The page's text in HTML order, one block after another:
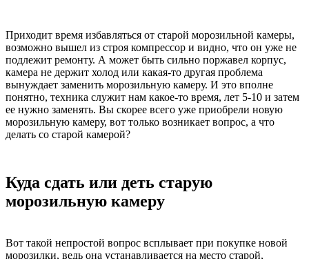
Приходит время избавляться от старой морозильной камеры,
возможно вышел из строя компрессор и видно, что он уже не
подлежит ремонту. А может быть сильно поржавел корпус,
камера не держит холод или какая-то другая проблема
вынуждает заменить морозильную камеру. И это вполне
понятно, техника служит нам какое-то время, лет 5-10 и затем
ее нужно заменять. Вы скорее всего уже приобрели новую
морозильную камеру, вот только возникает вопрос, а что
делать со старой камерой?
Куда сдать или деть старую
морозильную камеру
Вот такой непростой вопрос всплывает при покупке новой
морозилки, ведь она устанавливается на место старой,